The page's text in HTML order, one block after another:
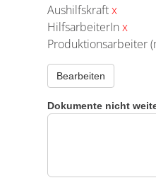
Aushilfskraftx
HilfsarbeiterIn x
Produktionsarbeiter
Bearbeiten
Dokumente nicht